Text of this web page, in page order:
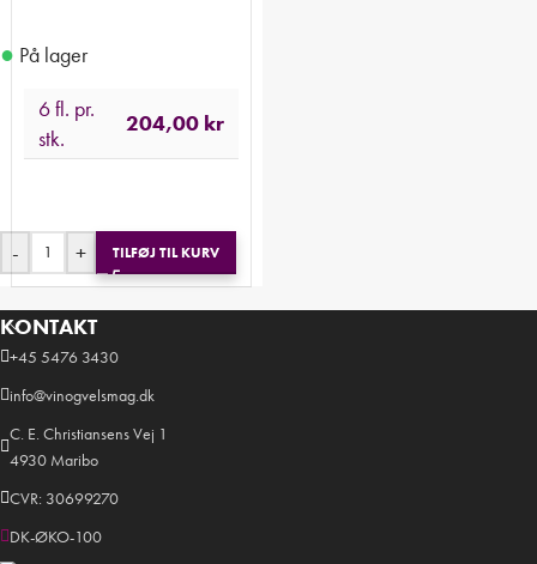
● På lager
6 fl. pr.
stk.
204,00 kr
- + TILFØJ TIL KURV
KONTAKT
+45 5476 3430
info@vinogvelsmag.dk
C. E. Christiansens Vej 1
4930 Maribo
CVR: 30699270
DK-ØKO-100